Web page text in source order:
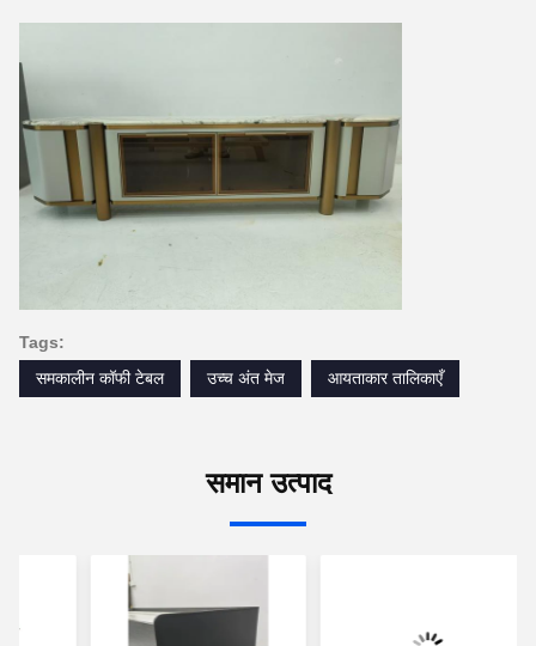
Tags:
समकालीन कॉफी टेबल
उच्च अंत मेज आयताकार तालिकाएँ
समान उत्पाद